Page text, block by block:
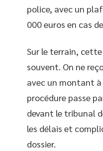
police, avec un
000 euros en cas
Sur le terrain,
souvent. On ne
avec un montant à
procédure passe
devant le tribunal
les délais et
dossier.